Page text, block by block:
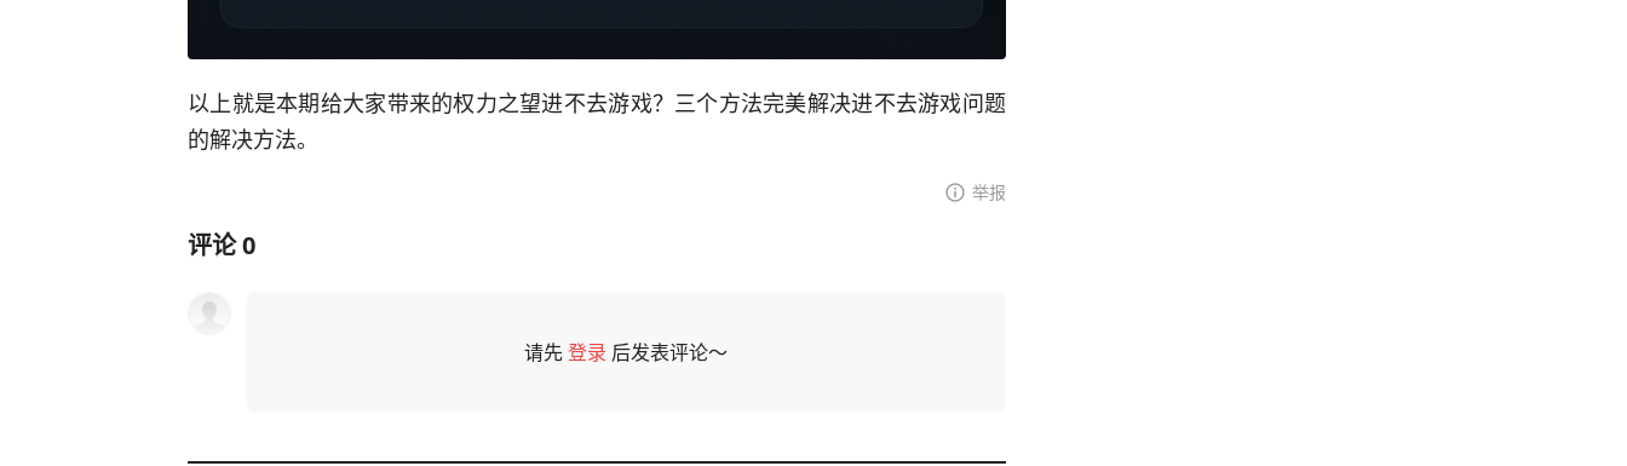
以上就是本期给大家带来的权力之望进不去游戏？三个方法完美解决进不去游戏问题
的解决方法。
举报
评论0
请先登录 后发表评论～